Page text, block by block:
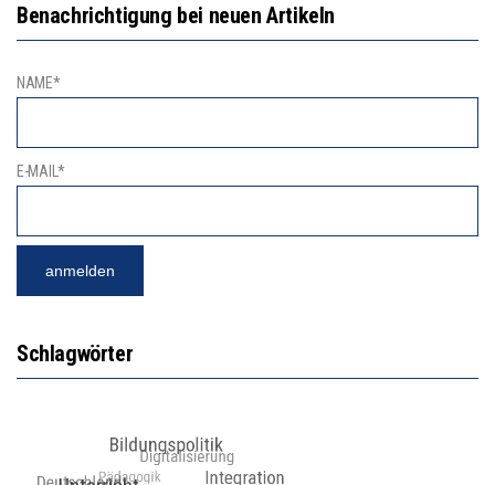
Benachrichtigung bei neuen Artikeln
NAME*
E-MAIL*
Schlagwörter